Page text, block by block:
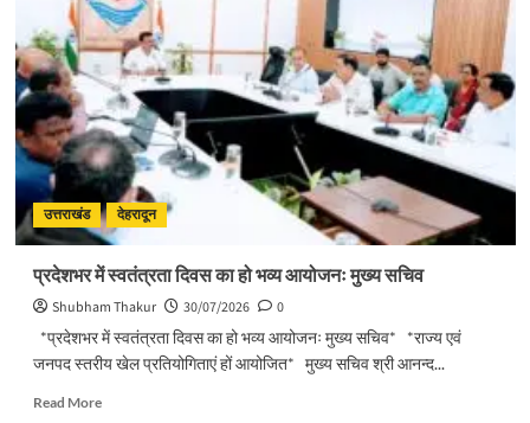
चरण
प्रक्षालन
के
साथ
देवभूमि
ने
किया
शिवभक्त
कांवड़ियों
का
अभिनंदन
उत्तराखंड देहरादून
प्रदेशभर में स्वतंत्रता दिवस का हो भव्य आयोजनः मुख्य सचिव
Shubham Thakur 30/07/2026
0
*प्रदेशभर में स्वतंत्रता दिवस का हो भव्य आयोजनः मुख्य सचिव* *राज्य एवं
जनपद स्तरीय खेल प्रतियोगिताएं हों आयोजित* मुख्य सचिव श्री आनन्द...
Read MoreRead